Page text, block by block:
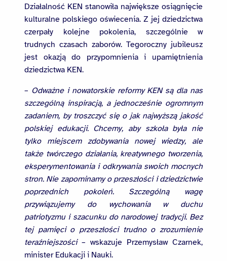
Działalność KEN stanowiła największe osiągnięcie
kulturalne polskiego oświecenia. Z jej dziedzictwa
czerpały kolejne pokolenia, szczególnie w
trudnych czasach zaborów. Tegoroczny jubileusz
jest okazją do przypomnienia i upamiętnienia
dziedzictwa KEN.
– Odważne i nowatorskie reformy KEN są dla nas
szczególną inspiracją, a jednocześnie ogromnym
zadaniem, by troszczyć się o jak najwyższą jakość
polskiej edukacji. Chcemy, aby szkoła była nie
tylko miejscem zdobywania nowej wiedzy, ale
także twórczego działania, kreatywnego tworzenia,
eksperymentowania i odkrywania swoich mocnych
stron. Nie zapominamy o przeszłości i dziedzictwie
poprzednich pokoleń. Szczególną wagę
przywiązujemy do wychowania w duchu
patriotyzmu i szacunku do narodowej tradycji. Bez
tej pamięci o przeszłości trudno o zrozumienie
teraźniejszości – wskazuje Przemysław Czarnek,
minister Edukacji i Nauki.